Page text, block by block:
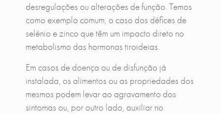
desregulações ou alterações de função. Temos
como exemplo comum, o caso dos défices de
selénio e zinco que têm um impacto direto no
metabolismo das hormonas tiroideias.
Em casos de doença ou de disfunção já
instalada, os alimentos ou as propriedades dos
mesmos podem levar ao agravamento dos
sintomas ou, por outro lado, auxiliar no